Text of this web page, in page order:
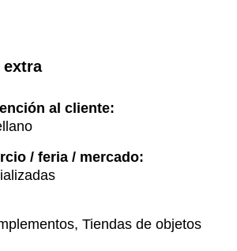
extra
al cliente:
/ feria / mercado:
Tiendas de objetos